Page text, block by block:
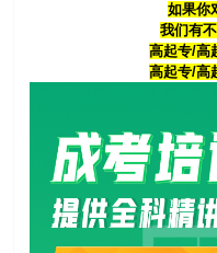
如果你
我们有
高起专/高
高起专/高